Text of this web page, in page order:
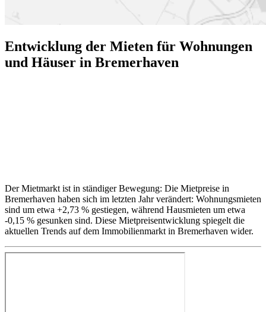
Entwicklung der Mieten für Wohnungen
und Häuser in Bremerhaven
Der Mietmarkt ist in ständiger Bewegung: Die Mietpreise in
Bremerhaven haben sich im letzten Jahr verändert: Wohnungsmieten
sind um etwa +2,73 % gestiegen, während Hausmieten um etwa
-0,15 % gesunken sind. Diese Mietpreisentwicklung spiegelt die
aktuellen Trends auf dem Immobilienmarkt in Bremerhaven wider.